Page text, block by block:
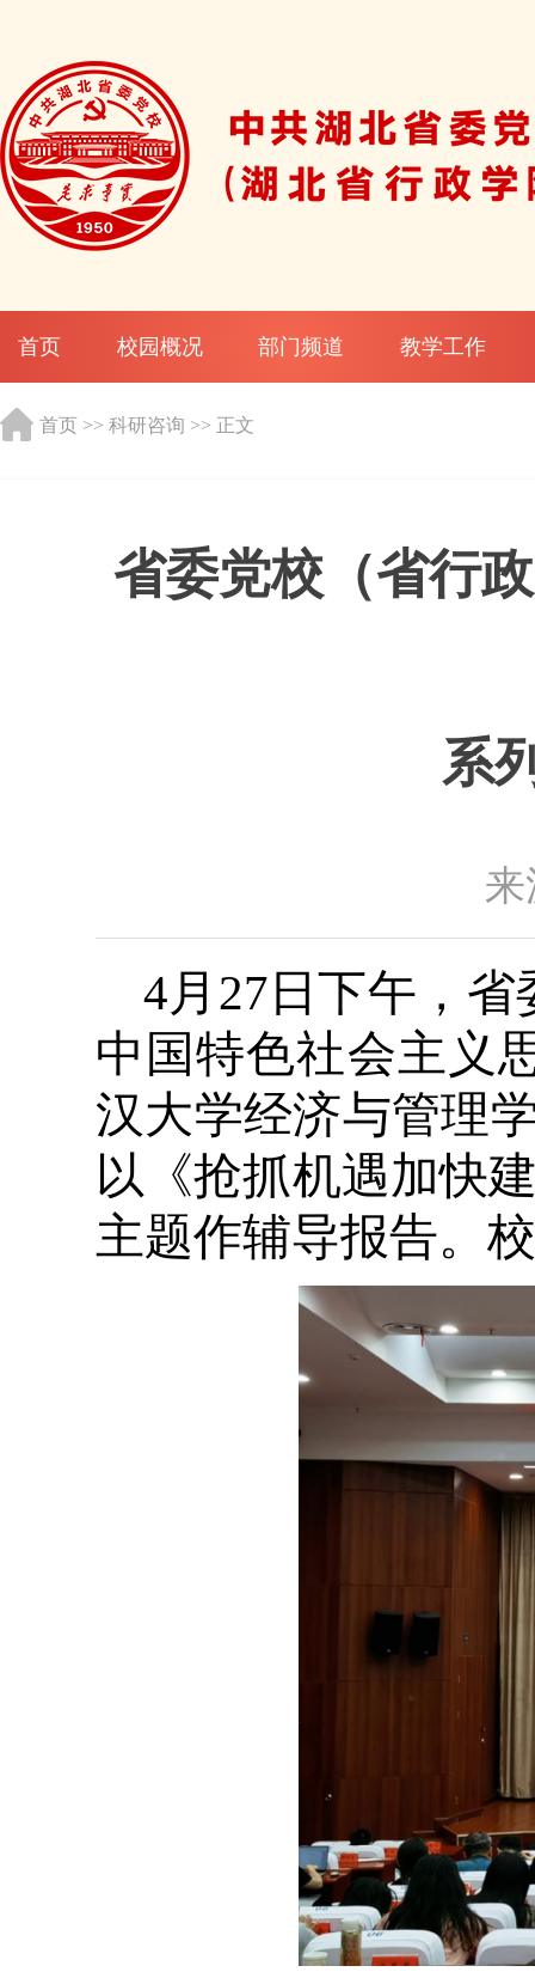
首页 校园概况 部门频道 教学工作
首页 >> 科研咨询 >> 正文
省委党校（省行
系
4月27日下午，
中国特色社会主义
汉大学经济与管理
以《抢抓机遇加快
主题作辅导报告。